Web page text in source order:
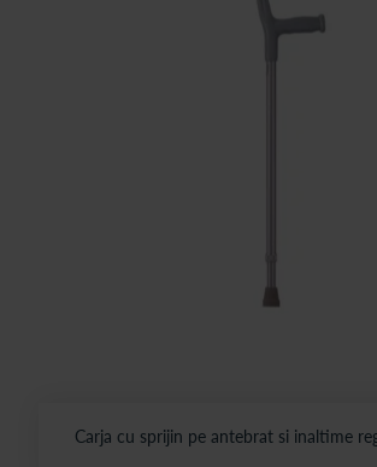
Carja cu sprijin pe antebrat si inaltime